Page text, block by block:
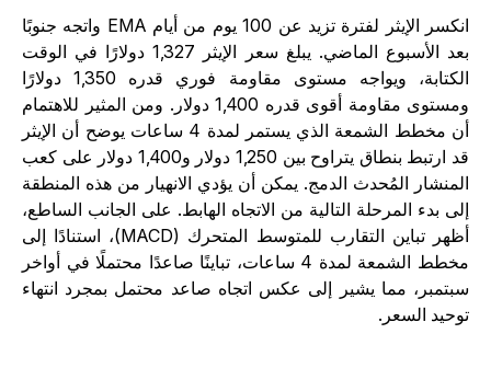
انكسر الإيثر لفترة تزيد عن 100 يوم من أيام EMA واتجه جنوبًا
بعد الأسبوع الماضي. يبلغ سعر الإيثر 1,327 دولارًا في الوقت
الكتابة، ويواجه مستوى مقاومة فوري قدره 1,350 دولارًا
ومستوى مقاومة أقوى قدره 1,400 دولار. ومن المثير للاهتمام
أن مخطط الشمعة الذي يستمر لمدة 4 ساعات يوضح أن الإيثر
قد ارتبط بنطاق يتراوح بين 1,250 دولار و1,400 دولار على كعب
المُحدث الدمج. يمكن أن يؤدي الانهيار من هذه المنطقة
بدء المرحلة التالية من الاتجاه الهابط. على الجانب الساطع،
أظهر تباين التقارب للمتوسط المتحرك (MACD)، استنادًا إلى
مخطط الشمعة لمدة 4 ساعات، تباينًا صاعدًا محتملًا في أواخر
مما يشير إلى عكس اتجاه صاعد محتمل بمجرد انتهاء
السعر.